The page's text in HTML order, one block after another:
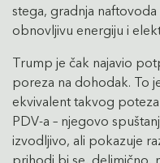
stega, gradnja naftovoda
obnovljivu energiju i
Trump je čak najavio
poreza na dohodak. To
ekvivalent takvog
PDV-a – njegovo
izvodljivo, ali pokazuje
prihodi bi se, delimično,